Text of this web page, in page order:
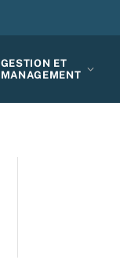
GESTION ET
MANAGEMENT